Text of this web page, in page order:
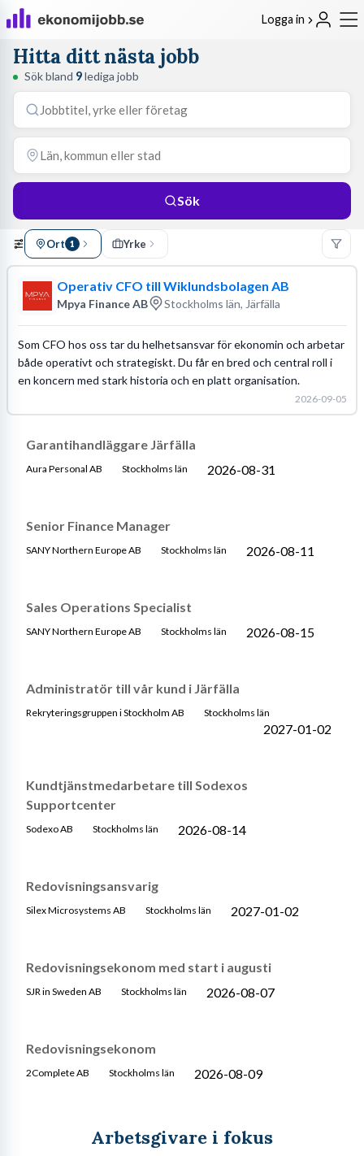
Logga in
Hitta ditt nästa jobb
Sök bland 9lediga jobb
Sök
Ort 1 Yrke
Operativ CFO till Wiklundsbolagen AB
Mpya Finance AB Stockholms län, Järfälla
Som CFO hos oss tar du helhetsansvar för ekonomin och arbetar
både operativt och strategiskt. Du får en bred och central roll i
en koncern med stark historia och en platt organisation.
2026-09-05
Garantihandläggare Järfälla
Aura Personal AB Stockholms län 2026-08-31
Senior Finance Manager
SANY Northern Europe AB Stockholms län 2026-08-11
Sales Operations Specialist
SANY Northern Europe AB Stockholms län 2026-08-15
Administratör till vår kund i Järfälla
Rekryteringsgruppen i Stockholm AB Stockholms län
2027-01-02
Kundtjänstmedarbetare till Sodexos
Supportcenter
Sodexo AB Stockholms län 2026-08-14
Redovisningsansvarig
Silex Microsystems AB Stockholms län 2027-01-02
Redovisningsekonom med start i augusti
SJR in Sweden AB Stockholms län 2026-08-07
Redovisningsekonom
2Complete AB Stockholms län 2026-08-09
Arbetsgivare i fokus